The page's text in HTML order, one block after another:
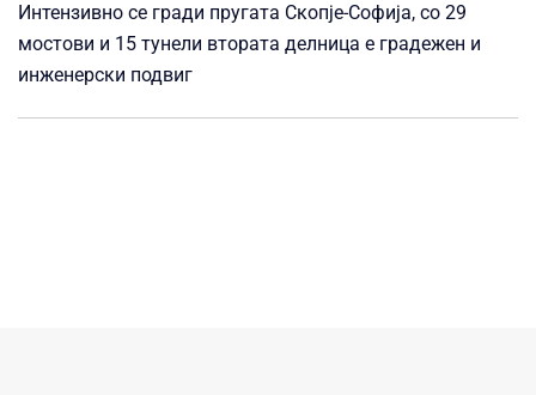
Интензивно се гради пругата Скопје-Софија, со 29
мостови и 15 тунели втората делница е градежен и
инженерски подвиг